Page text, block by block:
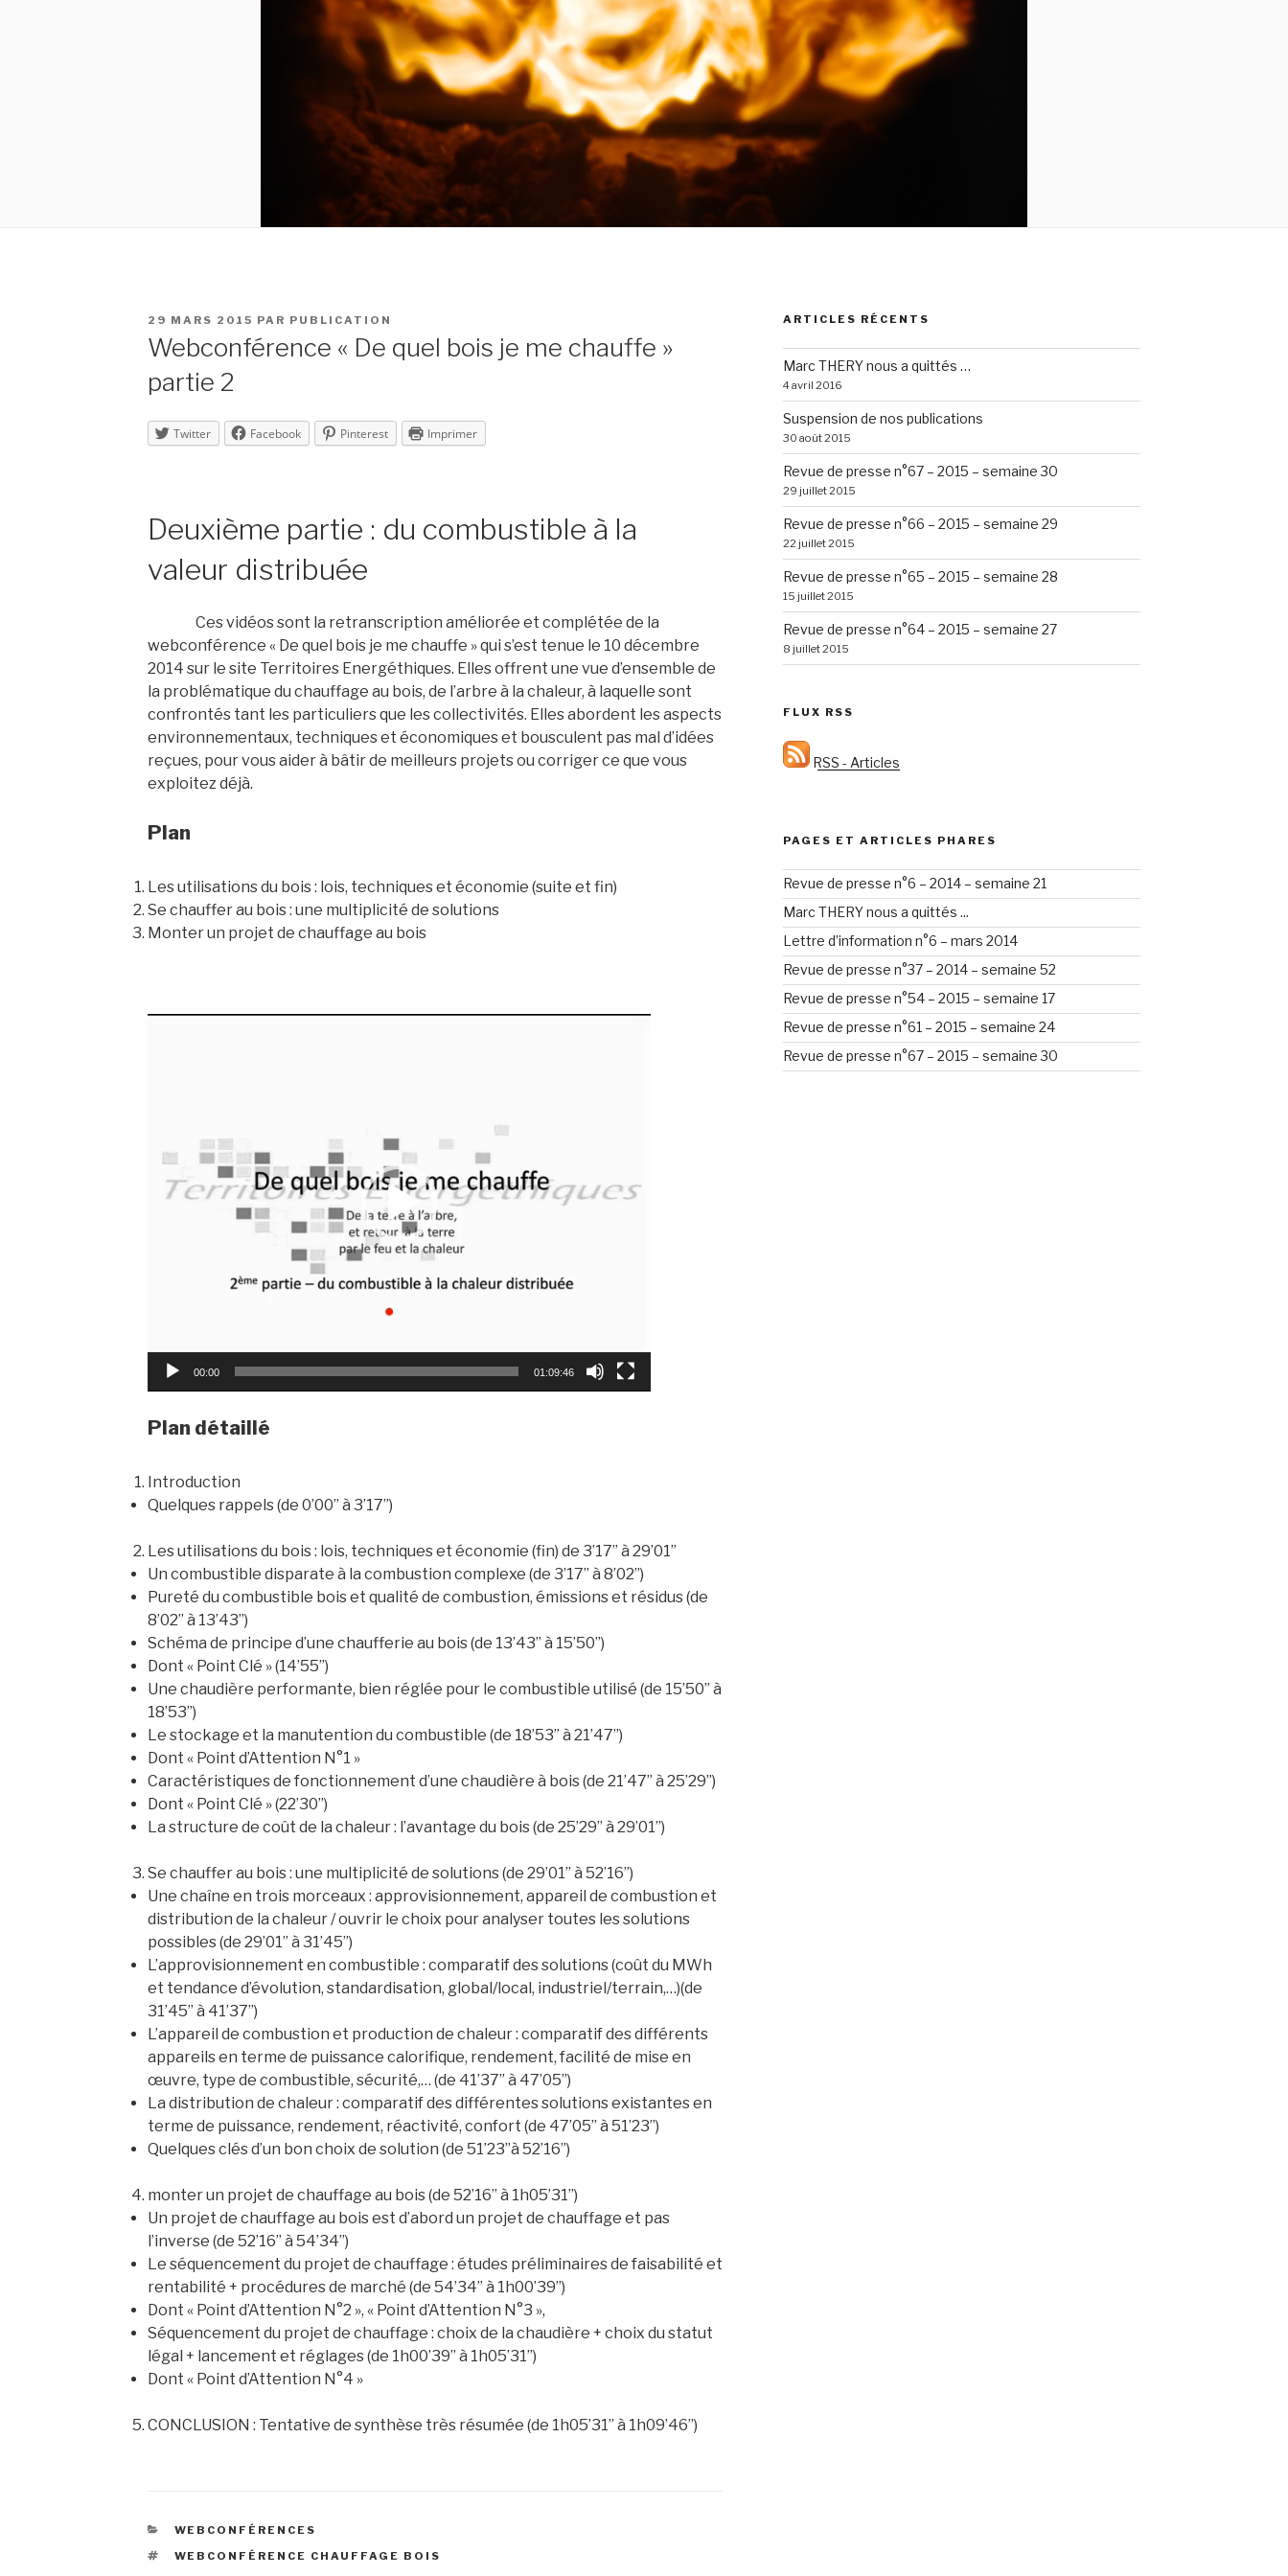
PUBLIÉ
29 MARS 2015 PAR PUBLICATION
Webconférence « De quel bois je me chauffe »
partie 2
Twitter Facebook Pinterest Imprimer
Deuxième partie : du combustible à la
valeur distribuée
Ces vidéos sont la retranscription améliorée et complétée de la
webconférence « De quel bois je me chauffe » qui s’est tenue le 10 décembre
2014 sur le site Territoires Energéthiques. Elles offrent une vue d’ensemble de
la problématique du chauffage au bois, de l’arbre à la chaleur, à laquelle sont
confrontés tant les particuliers que les collectivités. Elles abordent les aspects
environnementaux, techniques et économiques et bousculent pas mal d’idées
reçues, pour vous aider à bâtir de meilleurs projets ou corriger ce que vous
exploitez déjà.
Plan
Les utilisations du bois : lois, techniques et économie (suite et fin)
Se chauffer au bois : une multiplicité de solutions
Monter un projet de chauffage au bois
00:00 01:09:46
Plan détaillé
Introduction
Quelques rappels (de 0’00’’ à 3’17’’)
Les utilisations du bois : lois, techniques et économie (fin) de 3’17’’ à 29’01’’
Un combustible disparate à la combustion complexe (de 3’17’’ à 8’02’’)
Pureté du combustible bois et qualité de combustion, émissions et résidus (de
8’02’’ à 13’43’’)
Schéma de principe d’une chaufferie au bois (de 13’43’’ à 15’50’’)
Dont « Point Clé » (14’55’’)
Une chaudière performante, bien réglée pour le combustible utilisé (de 15’50’’ à
18’53’’)
Le stockage et la manutention du combustible (de 18’53’’ à 21’47’’)
Dont « Point d’Attention N°1 »
Caractéristiques de fonctionnement d’une chaudière à bois (de 21’47’’ à 25’29’’)
Dont « Point Clé » (22’30’’)
La structure de coût de la chaleur : l’avantage du bois (de 25’29’’ à 29’01’’)
Se chauffer au bois : une multiplicité de solutions (de 29’01’’ à 52’16’’)
Une chaîne en trois morceaux : approvisionnement, appareil de combustion et
distribution de la chaleur / ouvrir le choix pour analyser toutes les solutions
possibles (de 29’01’’ à 31’45’’)
L’approvisionnement en combustible : comparatif des solutions (coût du MWh
et tendance d’évolution, standardisation, global/local, industriel/terrain,…)(de
31’45’’ à 41’37’’)
L’appareil de combustion et production de chaleur : comparatif des différents
appareils en terme de puissance calorifique, rendement, facilité de mise en
œuvre, type de combustible, sécurité,… (de 41’37’’ à 47’05’’)
La distribution de chaleur : comparatif des différentes solutions existantes en
terme de puissance, rendement, réactivité, confort (de 47’05’’ à 51’23’’)
Quelques clés d’un bon choix de solution (de 51’23’’à 52’16’’)
monter un projet de chauffage au bois (de 52’16’’ à 1h05’31’’)
Un projet de chauffage au bois est d’abord un projet de chauffage et pas
l’inverse (de 52’16’’ à 54’34’’)
Le séquencement du projet de chauffage : études préliminaires de faisabilité et
rentabilité + procédures de marché (de 54’34’’ à 1h00’39’’)
Dont « Point d’Attention N°2 », « Point d’Attention N°3 »,
Séquencement du projet de chauffage : choix de la chaudière + choix du statut
légal + lancement et réglages (de 1h00’39’’ à 1h05’31’’)
Dont « Point d’Attention N°4 »
CONCLUSION : Tentative de synthèse très résumée (de 1h05’31’’ à 1h09’46’’)
CATÉGORIES
WEBCONFÉRENCES
ÉTIQUETTES
WEBCONFÉRENCE CHAUFFAGE BOIS
ARTICLES RÉCENTS
Marc THERY nous a quittés …
4 avril 2016
Suspension de nos publications
30 août 2015
Revue de presse n°67 – 2015 – semaine 30
29 juillet 2015
Revue de presse n°66 – 2015 – semaine 29
22 juillet 2015
Revue de presse n°65 – 2015 – semaine 28
15 juillet 2015
Revue de presse n°64 – 2015 – semaine 27
8 juillet 2015
FLUX RSS
RSS - Articles
PAGES ET ARTICLES PHARES
Revue de presse n°6 – 2014 – semaine 21
Marc THERY nous a quittés ...
Lettre d’information n°6 – mars 2014
Revue de presse n°37 – 2014 – semaine 52
Revue de presse n°54 – 2015 – semaine 17
Revue de presse n°61 – 2015 – semaine 24
Revue de presse n°67 – 2015 – semaine 30